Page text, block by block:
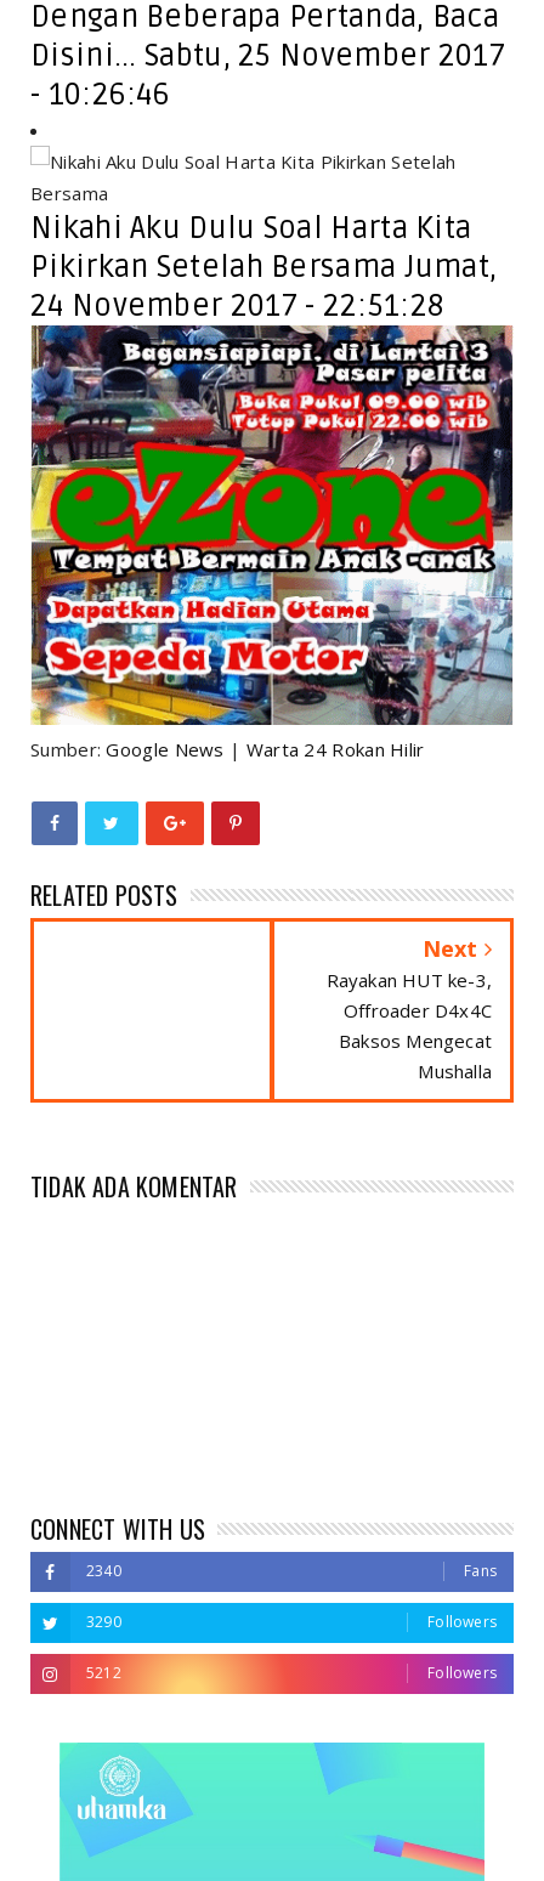
Dengan Beberapa Pertanda, Baca
Disini... Sabtu, 25 November 2017
- 10:26:46
Nikahi Aku Dulu Soal Harta Kita
Pikirkan Setelah Bersama Jumat,
24 November 2017 - 22:51:28
Sumber:Google News | Warta 24 Rokan Hilir
RELATED POSTS
Next
Rayakan HUT ke-3,
Offroader D4x4C
Baksos Mengecat
Mushalla
TIDAK ADA KOMENTAR
CONNECT WITH US
2340 Fans
3290 Followers
5212 Followers